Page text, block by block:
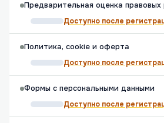
Предварительная оценка правовых
Доступно после
Политика, cookie и оферта
Доступно после
Формы с персональными данными
Доступно после